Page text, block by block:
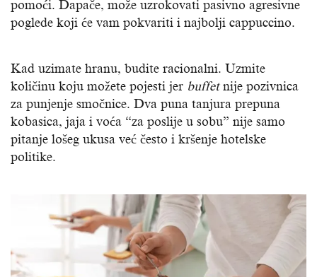
pomoći. Dapače, može uzrokovati pasivno agresivne
poglede koji će vam pokvariti i najbolji cappuccino.
Kad uzimate hranu, budite racionalni. Uzmite
količinu koju možete pojesti jer buffetnije pozivnica
za punjenje smočnice. Dva puna tanjura prepuna
kobasica, jaja i voća “za poslije u sobu” nije samo
pitanje lošeg ukusa već često i kršenje hotelske
politike.